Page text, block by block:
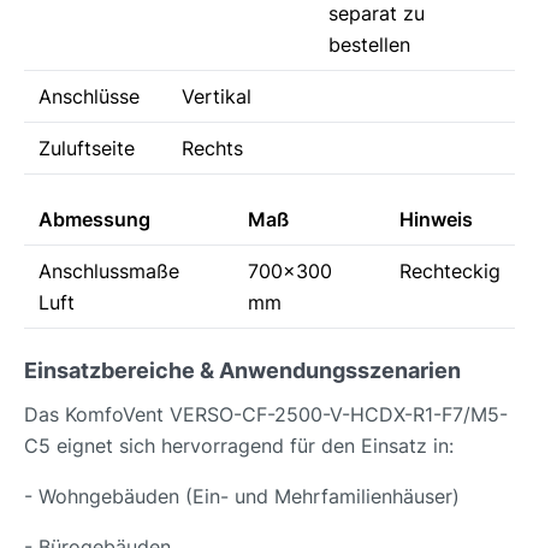
separat zu
bestellen
Anschlüsse Vertikal
Zuluftseite Rechts
Abmessung Maß Hinweis
Anschlussmaße
Luft
700x300
mm
Rechteckig
Einsatzbereiche & Anwendungsszenarien
Das KomfoVent VERSO-CF-2500-V-HCDX-R1-F7/M5-
C5 eignet sich hervorragend für den Einsatz in:
- Wohngebäuden (Ein- und Mehrfamilienhäuser)